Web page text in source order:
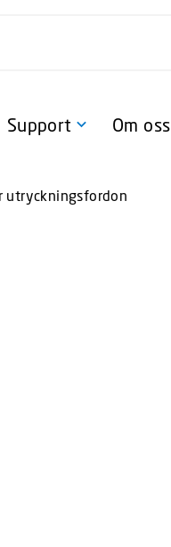
Support Om oss
utryckningsfordon